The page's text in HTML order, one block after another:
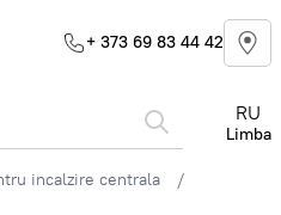
+ 373 69 83 44 42
RU
Limba
incalzire centrala